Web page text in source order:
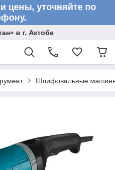
цены, уточняйте по
в г. Актобе
Шлифовальные